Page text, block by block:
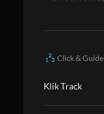
Click & Guide
Klik Track